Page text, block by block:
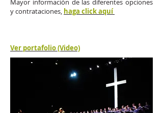
Mayor información de las diferentes opciones
y contrataciones, haga click aquí
Ver portafolio (Video)